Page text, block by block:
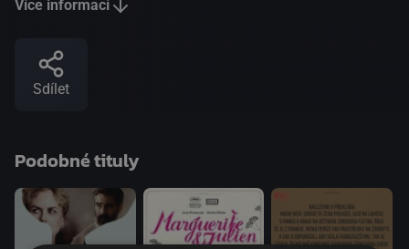
směr dosavadního života. Tím druhým je mladá hotelová
filmová esejistka a filozofka Pascal Ferran potvrzuje svou
„realistickou pohádkou“ pozici jedné z předních autorských
režisérek současnosti.
Více informací
Sdílet
Podobné tituly